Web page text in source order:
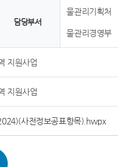
담당부서
물관리기획처
물관리경영부
지원사업
지원사업
사전정보공표항목).hwpx